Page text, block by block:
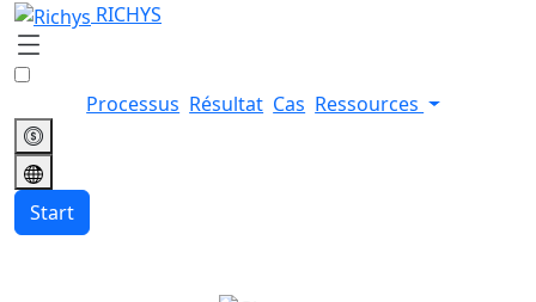
RICHYS
Processus Résultat Cas Ressources
Start